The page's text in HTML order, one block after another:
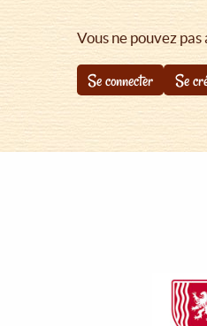
Vous ne pouvez
Se connecter Se